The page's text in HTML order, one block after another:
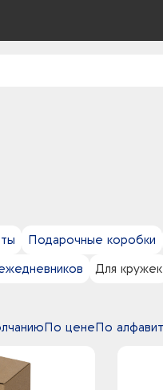
Подарочные коробки
Для кружек
По ценеПо